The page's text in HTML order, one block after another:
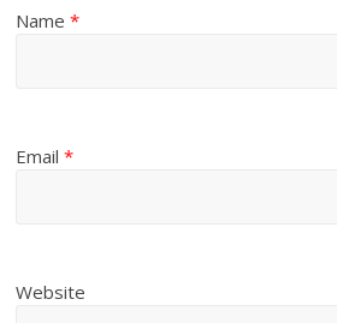
Name*
Email*
Website